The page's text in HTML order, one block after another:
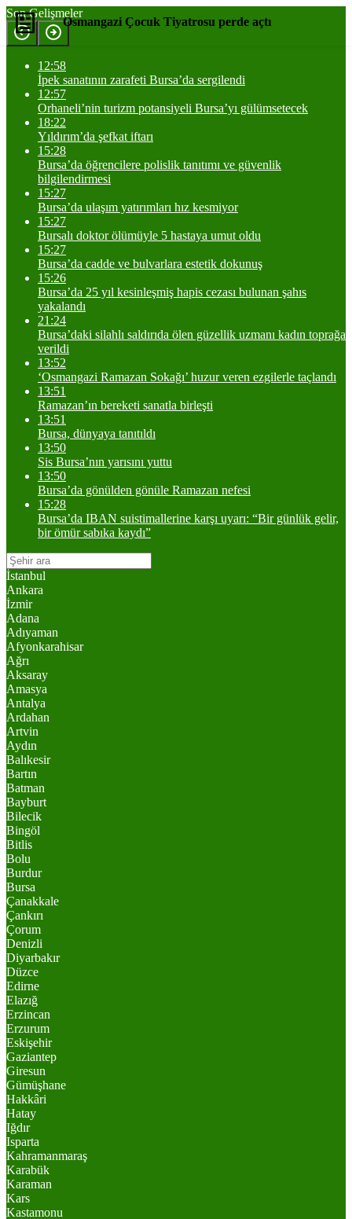
Son Gelişmeler
12:58
İpek sanatının zarafeti Bursa’da sergilendi
12:57
Orhaneli’nin turizm potansiyeli Bursa’yı gülümsetecek
18:22
Yıldırım’da şefkat iftarı
15:28
Bursa’da öğrencilere polislik tanıtımı ve güvenlik
bilgilendirmesi
15:27
Bursa’da ulaşım yatırımları hız kesmiyor
15:27
Bursalı doktor ölümüyle 5 hastaya umut oldu
15:27
Bursa’da cadde ve bulvarlara estetik dokunuş
15:26
Bursa’da 25 yıl kesinleşmiş hapis cezası bulunan şahıs
yakalandı
21:24
Bursa’daki silahlı saldırıda ölen güzellik uzmanı kadın toprağa
verildi
13:52
‘Osmangazi Ramazan Sokağı’ huzur veren ezgilerle taçlandı
13:51
Ramazan’ın bereketi sanatla birleşti
13:51
Bursa, dünyaya tanıtıldı
13:50
Sis Bursa’nın yarısını yuttu
13:50
Bursa’da gönülden gönüle Ramazan nefesi
15:28
Bursa’da IBAN suistimallerine karşı uyarı: “Bir günlük gelir,
bir ömür sabıka kaydı”
İstanbul
Ankara
İzmir
Adana
Adıyaman
Afyonkarahisar
Ağrı
Aksaray
Amasya
Antalya
Ardahan
Artvin
Aydın
Balıkesir
Bartın
Batman
Bayburt
Bilecik
Bingöl
Bitlis
Bolu
Burdur
Bursa
Çanakkale
Çankırı
Çorum
Denizli
Diyarbakır
Düzce
Edirne
Elazığ
Erzincan
Erzurum
Eskişehir
Gaziantep
Giresun
Gümüşhane
Hakkâri
Hatay
Iğdır
Isparta
Kahramanmaraş
Karabük
Karaman
Kars
Kastamonu
Osmangazi Çocuk Tiyatrosu perde açtı
Yorum Yap